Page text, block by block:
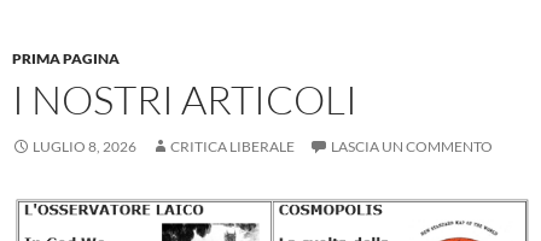
PRIMA PAGINA
I NOSTRI ARTICOLI
LUGLIO 8, 2026 CRITICA LIBERALE LASCIA UN COMMENTO